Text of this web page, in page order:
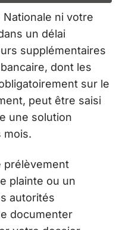
Nationale ni votre
un délai
supplémentaires
dont les
sur le
peut être saisi
une solution
mois.
prélèvement
plainte ou un
autorités
documenter